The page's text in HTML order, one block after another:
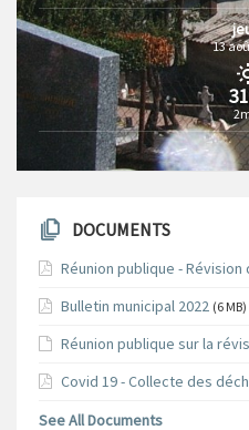
13
DOCUMENTS
Réunion publique - Révision
Bulletin municipal 2022 (6 MB)
Réunion publique sur la
Covid 19 - Collecte des
See All Documents